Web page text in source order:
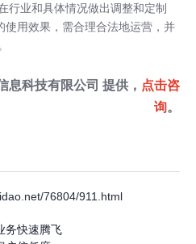
行业和具体情况做出调整和定制
用效果，需合理合法地运营，并
息科技有限公司 提供， 点击咨
询。
76804/911.html
务快速腾飞